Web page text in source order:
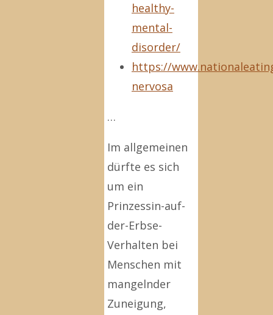
healthy-
mental-
disorder/
https://
nervosa
…
Im allgemeinen
dürfte es sich
um ein
Prinzessin-auf-
der-Erbse-
Verhalten bei
Menschen mit
mangelnder
Zuneigung,